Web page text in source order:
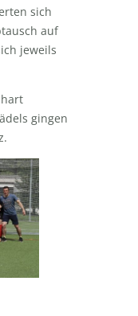
sich
auf
jeweils
gingen